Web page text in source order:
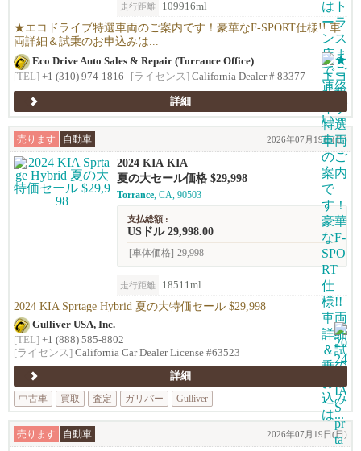
走行距離 109916ml
★エコドライブ特選車両のご案内です！豪華なF-SPORT仕様!! 車
両詳細＆試乗のお申込みは...
Eco Drive Auto Sales & Repair (Torrance Office)
[TEL] +1 (310) 974-1816 [ライセンス] California Dealer # 83377
詳細
売ります 自動車 2026年07月19日(日)
2024 KIA KIA
夏の大セール価格 $29,998
Torrance, CA, 90503
支払総額 :
USドル 29,998.00
[車体価格] 29,998
走行距離 18511ml
2024 KIA Sprtage Hybrid 夏の大特価セール $29,998
Gulliver USA, Inc.
[TEL] +1 (888) 585-8802
[ライセンス] California Car Dealer License #63523
詳細
中古車
買取 査定 ガリバー Gulliver
売ります 自動車 2026年07月19日(日)